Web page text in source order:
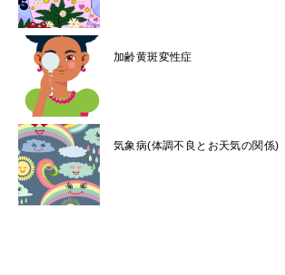
加齢黄斑変性症
気象病(体調不良とお天気の関係)